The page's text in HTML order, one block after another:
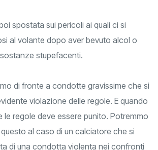
spostata sui pericoli ai quali ci si
al volante dopo aver bevuto alcol o
stupefacenti.
di fronte a condotte gravissime che si
violazione delle regole. E quando
le regole deve essere punito. Potremmo
al caso di un calciatore che si
di una condotta violenta nei confronti